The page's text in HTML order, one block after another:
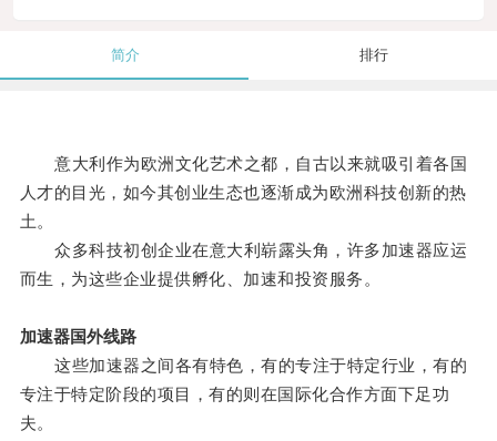
简介 排行
意大利作为欧洲文化艺术之都，自古以来就吸引着各国
人才的目光，如今其创业生态也逐渐成为欧洲科技创新的热
土。
众多科技初创企业在意大利崭露头角，许多加速器应运
而生，为这些企业提供孵化、加速和投资服务。
加速器国外线路
这些加速器之间各有特色，有的专注于特定行业，有的
专注于特定阶段的项目，有的则在国际化合作方面下足功
夫。